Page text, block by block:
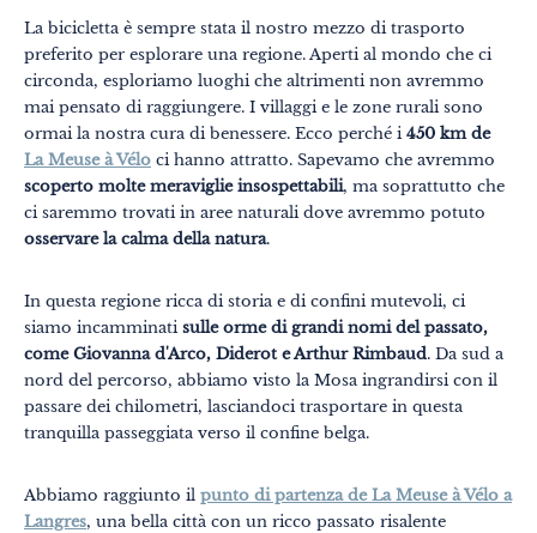
Temi Formati
Estate
In famiglia
In due
Montagna
La bicicletta è sempre stata il nostro mezzo di trasporto
preferito per esplorare una regione. Aperti al mondo che ci
circonda, esploriamo luoghi che altrimenti non avremmo
mai pensato di raggiungere. I villaggi e le zone rurali sono
ormai la nostra cura di benessere. Ecco perché i450 km de
La Meuse à Vélo ci hanno attratto. Sapevamo che avremmo
scoperto molte meraviglie insospettabili, ma soprattutto che
ci saremmo trovati in aree naturali dove avremmo potuto
osservare la calma della natura.
In questa regione ricca di storia e di confini mutevoli, ci
siamo incamminatisulle orme di grandi nomi del passato,
come Giovanna d'Arco, Diderot e Arthur Rimbaud. Da sud a
nord del percorso, abbiamo visto la Mosa ingrandirsi con il
passare dei chilometri, lasciandoci trasportare in questa
tranquilla passeggiata verso il confine belga.
Abbiamo raggiunto il punto di partenza de La Meuse à Vélo a
Langres, una bella città con un ricco passato risalente